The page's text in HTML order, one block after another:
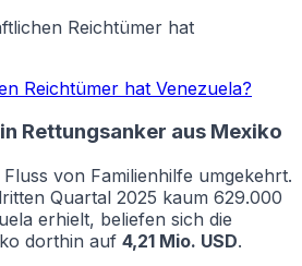
Reichtümer hat
Reichtümer hat Venezuela?
Rettungsanker aus Mexiko
von Familienhilfe umgekehrt.
Quartal 2025 kaum 629.000
erhielt, beliefen sich die
dorthin auf 4,21 Mio. USD.